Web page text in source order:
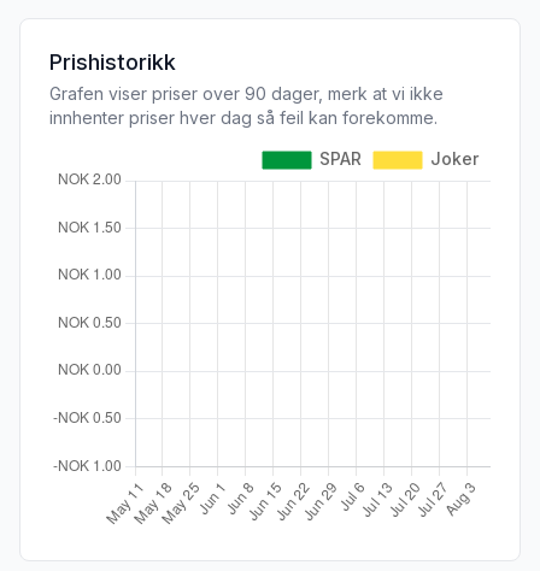
Prishistorikk
Grafen viser priser over 90 dager, merk at vi ikke
innhenter priser hver dag så feil kan forekomme.